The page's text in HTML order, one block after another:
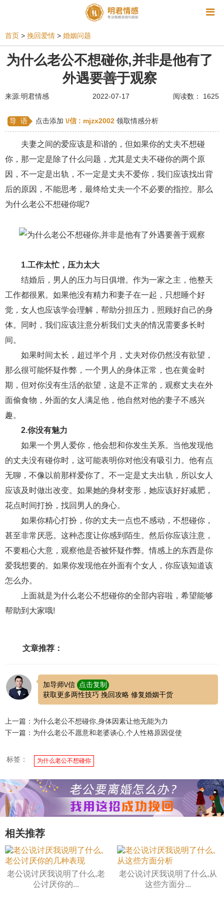
相亲 同性恋 恋爱技巧 挽回爱情
爱情相关 星座情感
姻缘测试 美容 怀孕 交友
感情挽回 双鱼座男生 情感测试
水瓶座男生 摩羯座男生 射手座男生
天蝎座男生 天秤座男生 处女座男生
爱情诗句 狮子座男生 爱情歌曲 爱情图片
爱情小说 巨蟹座男生
变心 感人 伤感
失恋挽救 情绪 时辰八字 爱情的句子
十二生肖 分手复合 梦见 抽签算命
异地恋 明星 气质 美妆 情感挽回
化妆
挽回老公 产检 家庭暴力 孕中期
经营婚姻 婚姻修复 孕早期 感情挽回
产妇食谱
交流沟通 约会 情感语录 情商 两性健康
其他
首页 > 挽回爱情 > 婚姻问题
为什么老公不想碰你,并非是他有了
外遇要善于观察
来源:明君情感 2022-07-17 阅读数： 1625
导 语 点击添加 \/信 : mjzx2002 领取情感分析
夫妻之间的爱应该是和谐的，但如果你的丈夫不想碰
你，那一定是除了什么问题，尤其是丈夫不碰你的两个原
因，不一定是出轨，不一定是丈夫不爱你，我们应该找出背
后的原因，不能思考，最终给丈夫一个不必要的指控。那么
为什么老公不想碰你呢?
1.工作太忙，压力太大
结婚后，男人的压力与日俱增。作为一家之主，他整天
工作都很累。如果他没有精力和妻子在一起，只想睡个好
觉，女人也应该学会理解，帮助分担压力，照顾好自己的身
体。同时，我们应该注意分析我们丈夫的情况需要多长时
间。
如果时间太长，超过半个月，丈夫对你仍然没有欲望，
那么很可能怀疑作弊，一个男人的身体正常，也在黄金时
期，但对你没有生活的欲望，这是不正常的，观察丈夫在外
面偷食物，外面的女人满足他，他自然对他的妻子不感兴
趣。
2.你没有魅力
如果一个男人爱你，他会想和你发生关系。当他发现他
的丈夫没有碰你时，这可能表明你对他没有吸引力。他有点
无聊，不像以前那样爱你了。不一定是丈夫出轨，所以女人
应该及时做出改变。如果她的身材变形，她应该好好减肥，
花点时间打扮，找回男人的身心。
如果你精心打扮，你的丈夫一点也不感动，不想碰你，
甚至非常厌恶。这种态度让你感到陌生。然后你应该注意，
不要粗心大意，观察他是否被怀疑作弊。情感上的东西是你
爱我想要的。如果你发现他在外面有个女人，你应该知道该
怎么办。
上面就是为什么老公不想碰你的全部内容啦，希望能够
帮助到大家哦!
文章推荐：
加导师\/信
点击复制
获取更多两性技巧 挽回攻略 修复婚姻干货
上一篇：为什么老公不想碰你,身体因素让他无能为力
下一篇：为什么老公不愿意和老婆谈心,个人性格原因促使
标签： 为什么老公不想碰你
相关推荐
老公说讨厌我说明了什么,老
公讨厌你的...
老公说讨厌我说明了什么,从
这些方面分...